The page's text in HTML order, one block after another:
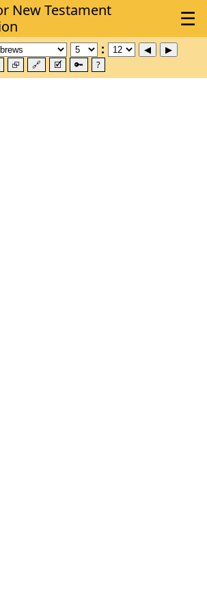
⮺ 🔗 🗹 🔑 ?